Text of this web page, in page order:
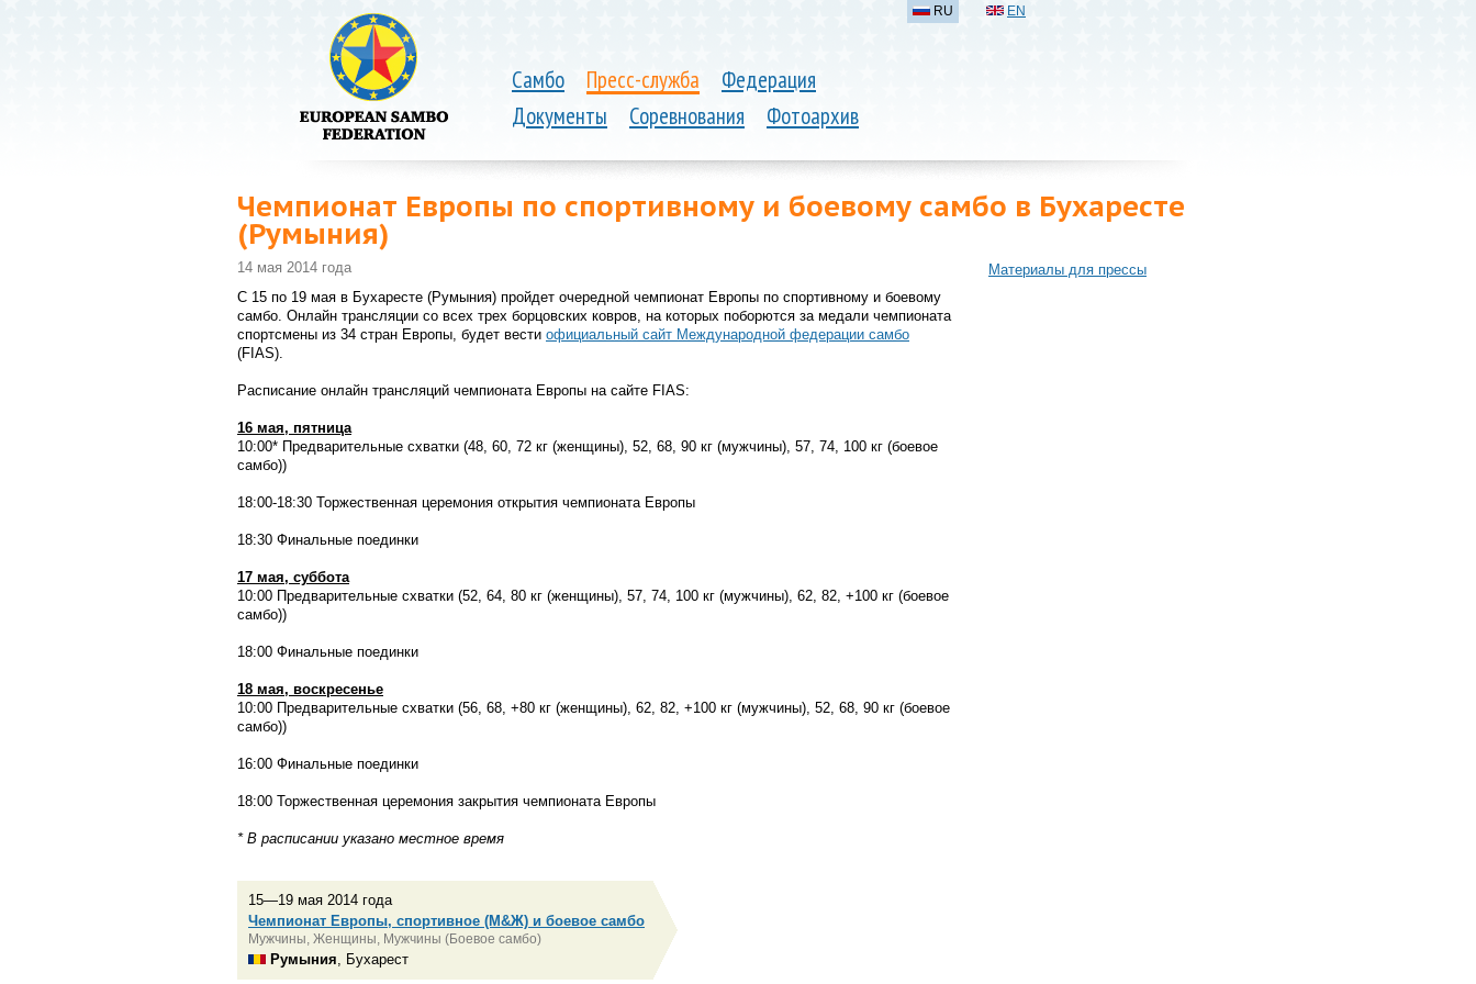
Самбо Пресс-служба
Федерация
Документы
Соревнования Фотоархив
RU EN
Чемпионат Европы по спортивному и боевому самбо в Бухаресте
(Румыния)
14 мая 2014 года
С 15 по 19 мая в Бухаресте (Румыния) пройдет очередной чемпионат Европы по спортивному и боевому
самбо. Онлайн трансляции со всех трех борцовских ковров, на которых поборются за медали чемпионата
спортсмены из 34 стран Европы, будет вести официальный сайт Международной федерации самбо
(FIAS).
Расписание онлайн трансляций чемпионата Европы на сайте FIAS:
16 мая, пятница
10:00* Предварительные схватки (48, 60, 72 кг (женщины), 52, 68, 90 кг (мужчины), 57, 74, 100 кг (боевое
самбо))
18:00-18:30 Торжественная церемония открытия чемпионата Европы
18:30 Финальные поединки
17 мая, суббота
10:00 Предварительные схватки (52, 64, 80 кг (женщины), 57, 74, 100 кг (мужчины), 62, 82, +100 кг (боевое
самбо))
18:00 Финальные поединки
18 мая, воскресенье
10:00 Предварительные схватки (56, 68, +80 кг (женщины), 62, 82, +100 кг (мужчины), 52, 68, 90 кг (боевое
самбо))
16:00 Финальные поединки
18:00 Торжественная церемония закрытия чемпионата Европы
* В расписании указано местное время
15—19 мая 2014 года
Чемпионат Европы, спортивное (М&Ж) и боевое самбо
Мужчины, Женщины, Мужчины (Боевое самбо)
Румыния , Бухарест
Материалы для прессы